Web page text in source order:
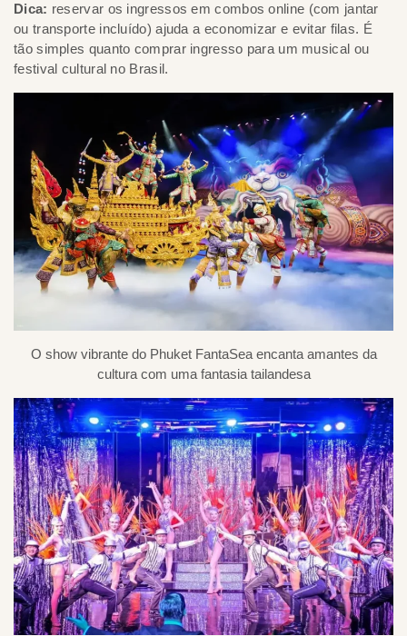
Dica: reservar os ingressos em combos online (com jantar
ou transporte incluído) ajuda a economizar e evitar filas. É
tão simples quanto comprar ingresso para um musical ou
festival cultural no Brasil.
O show vibrante do Phuket FantaSea encanta amantes da
cultura com uma fantasia tailandesa